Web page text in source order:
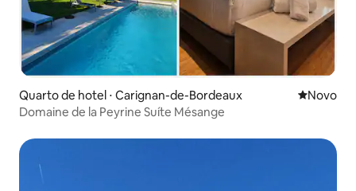
Quarto de hotel ⋅ Carignan-de-Bordeaux Novo
Novo
Domaine de la Peyrine Suíte Mésange